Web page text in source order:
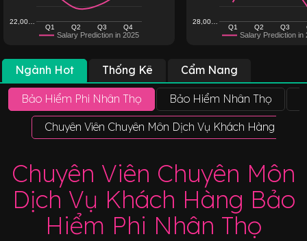
Salary Prediction in 2025
Q1 Q2 Q3 Q4
22,00…
Salary Prediction in
Q1 Q2 Q3
28,00…
Ngành Hot Thống Kê Cẩm Nang
Bảo Hiểm Phi Nhân Thọ Bảo Hiểm Nhân Thọ
Chuyên Viên Chuyên Môn Dịch Vụ Khách Hàng Bảo
Chuyên Viên Chuyên Môn
Dịch Vụ Khách Hàng Bảo
Hiểm Phi Nhân Thọ